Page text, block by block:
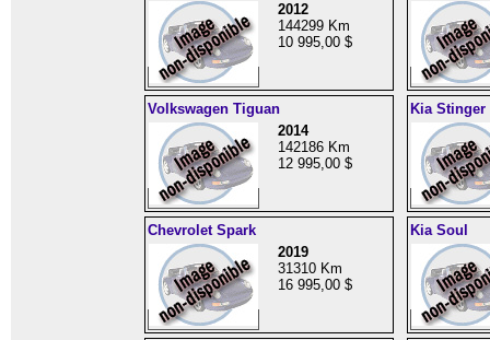
2012
144299 Km
10 995,00 $
Volkswagen Tiguan
2014
142186 Km
12 995,00 $
Kia Stinger
Chevrolet Spark
2019
31310 Km
16 995,00 $
Kia Soul